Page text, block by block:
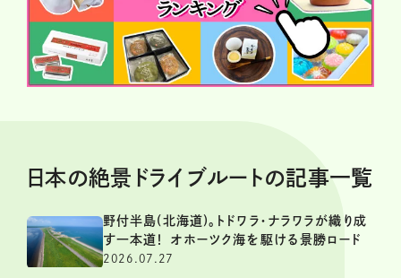
日本の絶景ドライブルートの記事一覧
野付半島(北海道)。トドワラ・ナラワラが織り成
す一本道！ オホーツク海を駆ける景勝ロード
2026.07.27